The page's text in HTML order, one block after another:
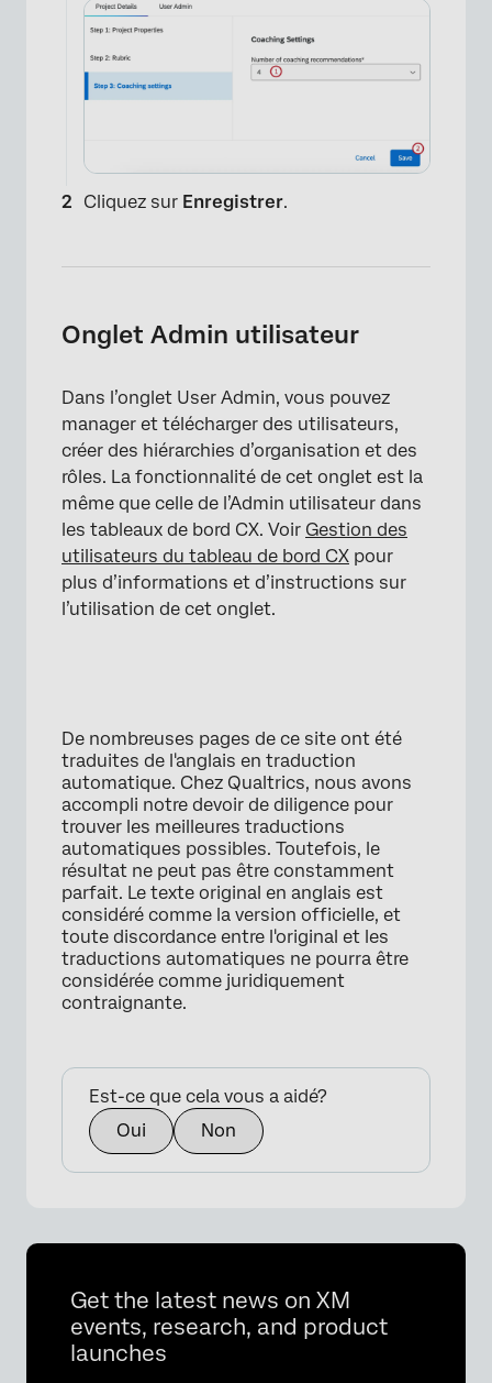
Cliquez sur Enregistrer.
Onglet Admin utilisateur
Dans l’onglet User Admin, vous pouvez
manager et télécharger des utilisateurs,
créer des hiérarchies d’organisation et des
rôles. La fonctionnalité de cet onglet est la
même que celle de l’Admin utilisateur dans
les tableaux de bord CX. Voir Gestion des
utilisateurs du tableau de bord CX pour
plus d’informations et d’instructions sur
l’utilisation de cet onglet.
De nombreuses pages de ce site ont été
traduites de l'anglais en traduction
automatique. Chez Qualtrics, nous avons
accompli notre devoir de diligence pour
trouver les meilleures traductions
automatiques possibles. Toutefois, le
résultat ne peut pas être constamment
parfait. Le texte original en anglais est
considéré comme la version officielle, et
toute discordance entre l'original et les
traductions automatiques ne pourra être
considérée comme juridiquement
contraignante.
Est-ce que cela vous a aidé?
Oui
Non
Get the latest news on XM
events, research, and product
launches